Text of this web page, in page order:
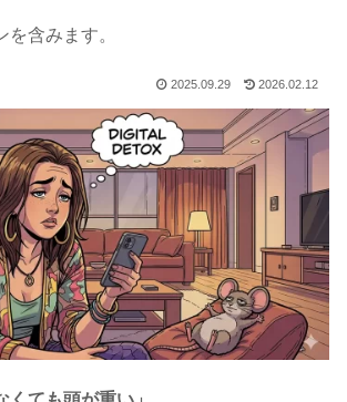
含みます。
2025.09.29 2026.02.12